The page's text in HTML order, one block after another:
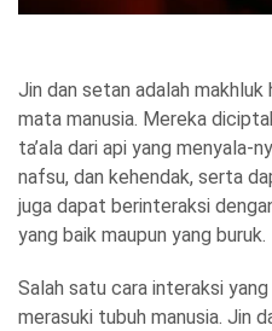
Jin dan setan adalah
mata manusia. Mereka
ta’ala dari api yang menyala-
nafsu, dan kehendak, serta
juga dapat berinteraksi
yang baik maupun yang buruk.
Salah satu cara interaksi
merasuki tubuh manusia. Jin